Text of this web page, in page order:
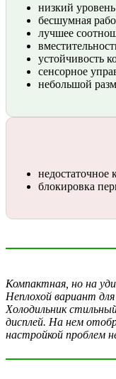
низкий
бесшумная
лучшее
устойчивость
сенсорное
небольшой
недостаточное
блокировка
Компактная, но на
Неплохой вариант для
Холодильник
дисплей. На нем
настройкой проблем